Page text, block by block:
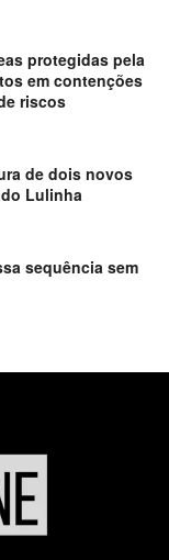
protegidas pela
em contenções
riscos
de dois novos
Lulinha
sequência sem